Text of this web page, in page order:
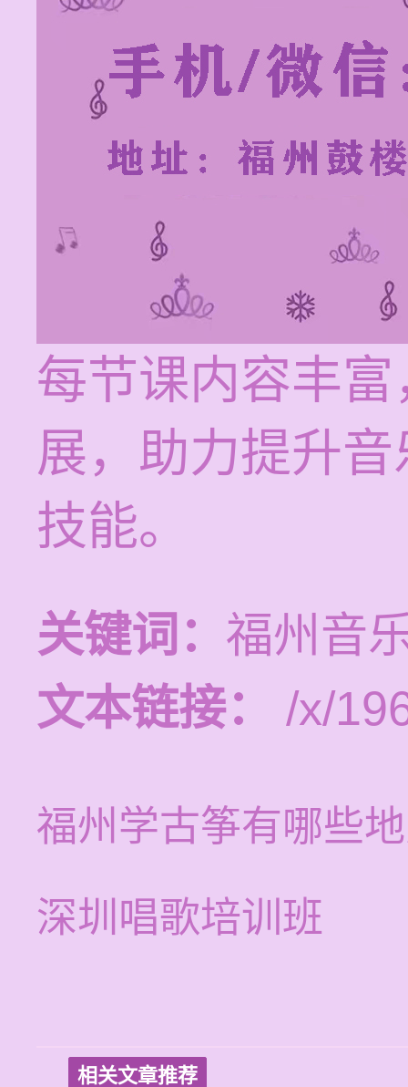
每节课内容丰
展，助力提升
技能。
关键词： 福州音
文本链接：
/x/
福州学古筝有哪些
深圳唱歌培训班
相关文章推荐